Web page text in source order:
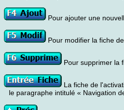
Pour ajouter une
Pour modifier la fiche
Pour supprimer la
La fiche de
le paragraphe intitulé « Navigation